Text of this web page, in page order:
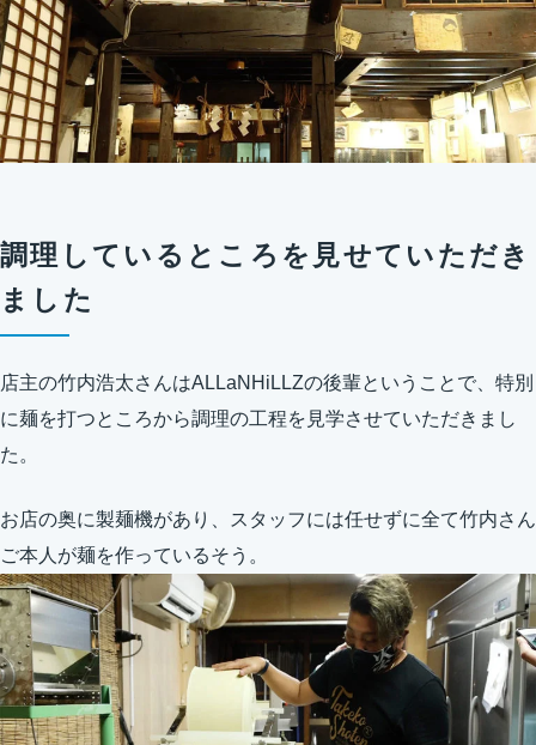
調理しているところを見せていただき
ました
店主の竹内浩太さんはALLaNHiLLZの後輩ということで、特別
に麺を打つところから調理の工程を見学させていただきまし
た。
お店の奥に製麺機があり、スタッフには任せずに全て竹内さん
ご本人が麺を作っているそう。